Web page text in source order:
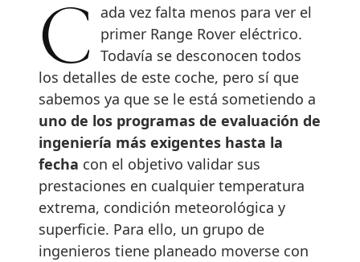
Cada vez falta menos para ver el
primer Range Rover eléctrico.
Todavía se desconocen todos
los detalles de este coche, pero sí que
sabemos ya que se le está sometiendo a
uno de los programas de evaluación de
ingeniería más exigentes hasta la
fecha con el objetivo validar sus
prestaciones en cualquier temperatura
extrema, condición meteorológica y
superficie. Para ello, un grupo de
ingenieros tiene planeado moverse con